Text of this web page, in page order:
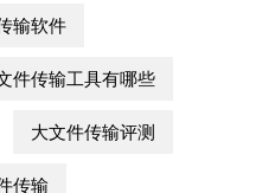
输软件
件传输工具有哪些
大文件传输评测
传输